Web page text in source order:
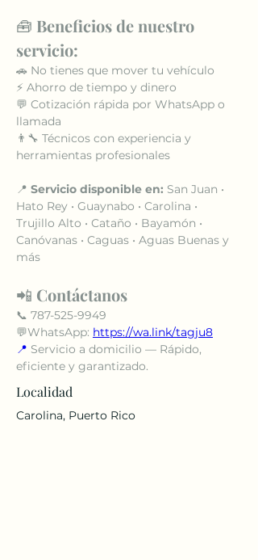
🧰 Beneficios de nuestro
servicio:
🚗 No tienes que mover tu vehículo
⚡ Ahorro de tiempo y dinero
💬 Cotización rápida por WhatsApp o
llamada
👨‍🔧 Técnicos con experiencia y
herramientas profesionales
📍 Servicio disponible en: San Juan •
Hato Rey • Guaynabo • Carolina •
Trujillo Alto • Cataño • Bayamón •
Canóvanas • Caguas • Aguas Buenas y
más
📲 Contáctanos
📞 787-525-9949
💬WhatsApp: https://wa.link/tagju8
📍 Servicio a domicilio — Rápido,
eficiente y garantizado.
Localidad
Carolina, Puerto Rico